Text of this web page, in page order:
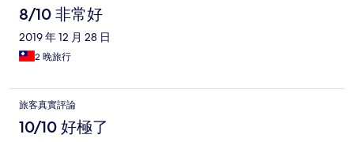
8/10 非常好
2019 年 12 月 28 日
2 晚旅行
旅客真實評論
10/10 好極了